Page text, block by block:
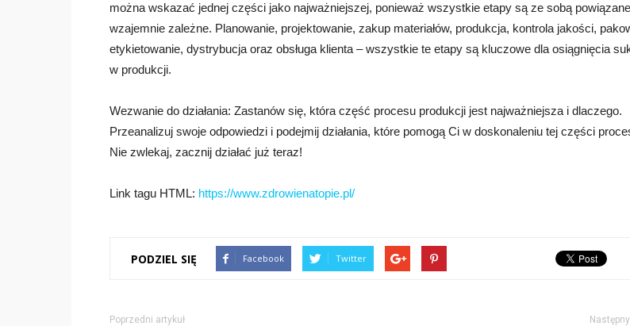
można wskazać jednej części jako najważniejszej, ponieważ wszystkie etapy są ze sobą
wzajemnie zależne. Planowanie, projektowanie, zakup materiałów, produkcja, kontrola jakości,
etykietowanie, dystrybucja oraz obsługa klienta – wszystkie te etapy są kluczowe dla osiągnięcia
w produkcji.
Wezwanie do działania: Zastanów się, która część procesu produkcji jest najważniejsza i dlaczego.
Przeanalizuj swoje odpowiedzi i podejmij działania, które pomogą Ci w doskonaleniu tej części
Nie zwlekaj, zacznij działać już teraz!
Link tagu HTML: https://www.zdrowienatopie.pl/
PODZIEL SIĘ Facebook Twitter
Poprzedni artykuł